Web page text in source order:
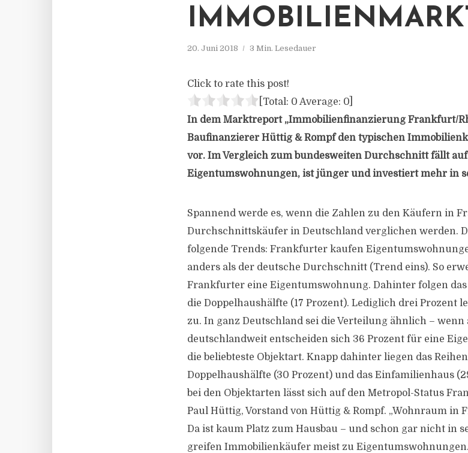
20. Juni 2018 3 Min. Lesedauer
Click to rate this post!
[Total: 0 Average: 0
In dem Marktreport „Immobilienfinanzierung Frankfurt/
Baufinanzierer Hüttig & Rompf den typischen
vor. Im Vergleich zum bundesweiten Durchschnitt fällt
Eigentumswohnungen, ist jünger und investiert mehr in
Spannend werde es, wenn die Zahlen zu den Käufern in
Durchschnittskäufer in Deutschland verglichen werden.
folgende Trends: Frankfurter kaufen
anders als der deutsche Durchschnitt (Trend eins). So
Frankfurter eine Eigentumswohnung. Dahinter folgen das
die Doppelhaushälfte (17 Prozent). Lediglich drei Prozent
zu. In ganz Deutschland sei die Verteilung ähnlich – wenn
deutschlandweit entscheiden sich 36 Prozent für eine
die beliebteste Objektart. Knapp dahinter liegen das
Doppelhaushälfte (30 Prozent) und das Einfamilienhaus
bei den Objektarten lässt sich auf den Metropol-Status
Paul Hüttig, Vorstand von Hüttig & Rompf. „Wohnraum in
Da ist kaum Platz zum Hausbau – und schon gar nicht in
greifen Immobilienkäufer meist zu